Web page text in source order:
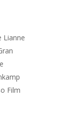
Lianne
Film